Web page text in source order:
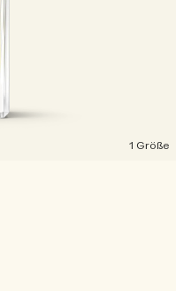
1 Größe